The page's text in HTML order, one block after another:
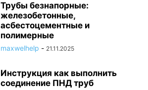
Трубы безнапорные:
железобетонные,
асбестоцементные и
полимерные
maxwelhelp - 21.11.2025
Инструкция как выполнить
соединение ПНД труб